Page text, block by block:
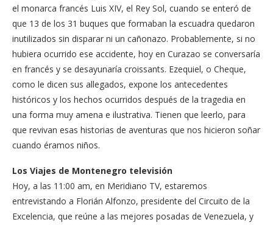
el monarca francés Luis XIV, el Rey Sol, cuando se enteró de
que 13 de los 31 buques que formaban la escuadra quedaron
inutilizados sin disparar ni un cañonazo. Probablemente, si no
hubiera ocurrido ese accidente, hoy en Curazao se conversaría
en francés y se desayunaría croissants. Ezequiel, o Cheque,
como le dicen sus allegados, expone los antecedentes
históricos y los hechos ocurridos después de la tragedia en
una forma muy amena e ilustrativa. Tienen que leerlo, para
que revivan esas historias de aventuras que nos hicieron soñar
cuando éramos niños.
Los Viajes de Montenegro televisión
Hoy, a las 11:00 am, en Meridiano TV, estaremos
entrevistando a Florián Alfonzo, presidente del Circuito de la
Excelencia, que reúne a las mejores posadas de Venezuela, y